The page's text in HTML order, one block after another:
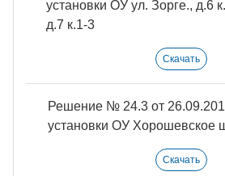
установки ОУ ул. Зорге., д.6
д.7 к.1-3
Скачать
Решение № 24.3 от
установки ОУ Хорошевское
Скачать